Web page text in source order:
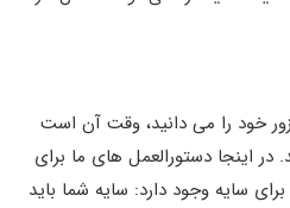
خود را می دانید، وقت آن است
در اینجا دستورالعمل های ما برای
سایه وجود دارد: سایه شما باید